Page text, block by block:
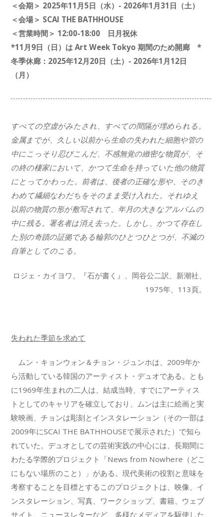
＜会期＞ 2025年11月5日（水）- 2026年1月31日（土）
＜会場＞ SCAI THE BATHHOUSE
＜営業時間＞ 12:00-18:00 日月祝休
*11月9日（日）は Art Week Tokyo 期間のため開廊 *
冬季休廊：2025年12月20日（土）- 2026年1月12日
（月）
すべての空虚がみたされ、すべての間隔が埋められる。
金属までが、久しい以前から生命の失われた細胞や管の
中にこっそり忍びこんだ、不感無覚の緻密な物質が、そ
の終の棲家において、かつて生命を持っていた他の物質
にとってかわった。前者は、後者の正確な形や、そのき
わめて繊細なわだちをそのまま受け入れた。それゆえ
以前の物質の形が敷写されて、年月の大きなアルバムの
中に残る。署名者は消え去った。しかし、かつて存在し
た別の奇蹟の証拠である輪郭のひとつひとつが、不滅の
自筆としてのこる。
ロジェ・カイヨワ、『石が書く』、岡谷公二訳、新潮社、
1975年、113頁。
失われた季節を求めて
ムン・キョンウォン＆チョン・ジュンホは、2009年か
ら活動している韓国のアーティスト・デュオである。とも
に1969年生まれの二人は、結成当時、すでにアーティス
トとしてのキャリアを確立しており、ムンは主に絵画と実
験映画、チョンは彫刻とインスタレーション（その一部は
2009年にSCAI THE BATHHOUSEで展示された）で知ら
れていた。デュオとしての芸術実践の中心には、長期間に
わたる学際的プロジェクト「News from Nowhere（どこ
にもない場所のこと）」がある。現代美術の役割と意味を
考察することを目標とするこのプロジェクトは、映像、イ
ンスタレーション、写真、ワークショップ、書籍、ウェブ
サイト、ニュースレターなど、多様なメディアを駆使した